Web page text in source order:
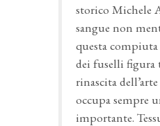
storico Michele
sangue non
questa compiuta
dei fuselli
rinascita
occupa sempre
importante.